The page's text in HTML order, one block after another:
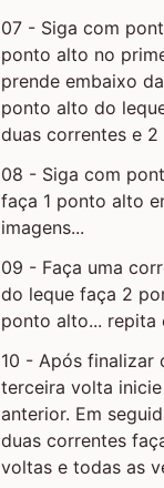
07 - Siga com
ponto alto no
prende embaixo
ponto alto do
duas correntes e
08 - Siga com
faça 1 ponto alto
imagens...
09 - Faça uma
do leque faça 2
ponto alto... repita
10 - Após finalizar
terceira volta
anterior. Em
duas correntes
voltas e todas as